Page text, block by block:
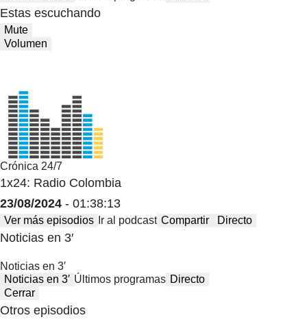
Estas escuchando
Mute
Volumen
Crónica 24/7
1x24: Radio Colombia
23/08/2024 - 01:38:13
Ver más episodios Ir al podcast Compartir Directo
Noticias en 3′
Noticias en 3′
Noticias en 3′ Últimos programas Directo
Cerrar
Otros episodios